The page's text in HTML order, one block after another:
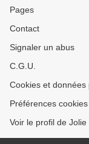
Pages
Contact
Signaler un abus
C.G.U.
Cookies et données
Préférences cookies
Voir le profil de